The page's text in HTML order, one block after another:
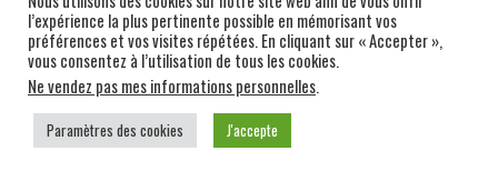
l’expérience la plus pertinente possible en mémorisant vos
préférences et vos visites répétées. En cliquant sur « Accepter »,
vous consentez à l’utilisation de tous les cookies.
Ne vendez pas mes informations personnelles.
Paramètres des cookies J'accepte